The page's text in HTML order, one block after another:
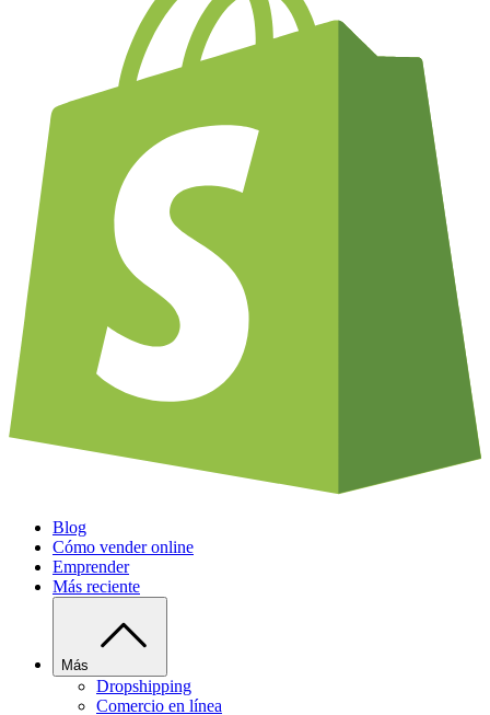
Blog
Cómo vender online
Emprender
Más reciente
Más
Dropshipping
Comercio en línea